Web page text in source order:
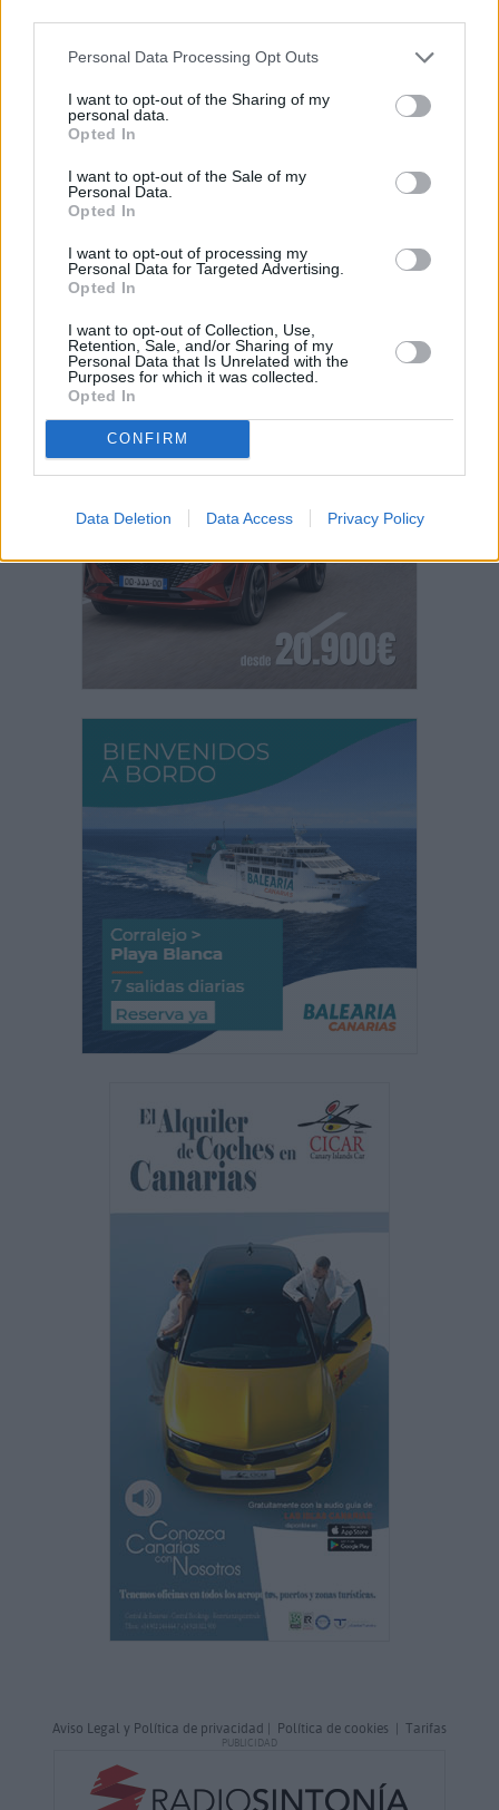
Personal Data Processing Opt Outs
I want to opt-out of the Sharing of my
personal data.
Opted In
I want to opt-out of the Sale of my
Personal Data.
Opted In
I want to opt-out of processing my
Personal Data for Targeted Advertising.
Opted In
I want to opt-out of Collection, Use,
Retention, Sale, and/or Sharing of my
Personal Data that Is Unrelated with the
Purposes for which it was collected.
Opted In
CONFIRM
Data Deletion Data Access Privacy Policy
Fuerteventura Santiago de Compostela
por 30 euros por trayecto
Decathlon abre hoy su primera tienda
PUBLICIDAD
Aviso Legal y Política de privacidad | Política de cookies | Tarifas
PUBLICIDAD